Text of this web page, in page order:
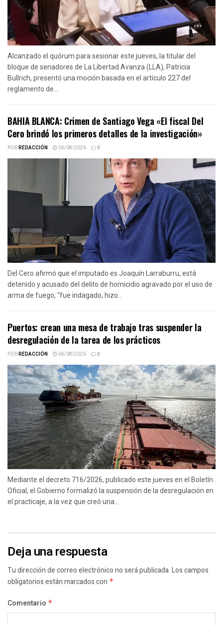
Alcanzado el quórum para sesionar este jueves, la titular del
bloque de senadores de La Libertad Avanza (LLA), Patricia
Bullrich, presentó una moción basada en el artículo 227 del
reglamento de...
BAHIA BLANCA: Crimen de Santiago Vega «El fiscal Del
Cero brindó los primeros detalles de la investigación»
PORREDACCIÓN 06/08/2026 0
Del Cero afirmó que el imputado es Joaquín Larraburru, está
detenido y acusado del delito de homicidio agravado por el uso de
arma de fuego, “fue indagado, hizo...
Puertos: crean una mesa de trabajo tras suspender la
desregulación de la tarea de los prácticos
PORREDACCIÓN 06/08/2026 0
Mediante el decreto 716/2026, publicado este jueves en el Boletín
Oficial, el Gobierno formalizó la suspensión de la desregulación en
el practicaje, a la vez que creó una...
Deja una respuesta
Tu dirección de correo electrónico no será publicada.Los campos
obligatorios están marcados con *
Comentario *